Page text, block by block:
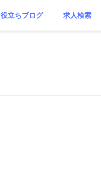
立ちブログ 求人検索